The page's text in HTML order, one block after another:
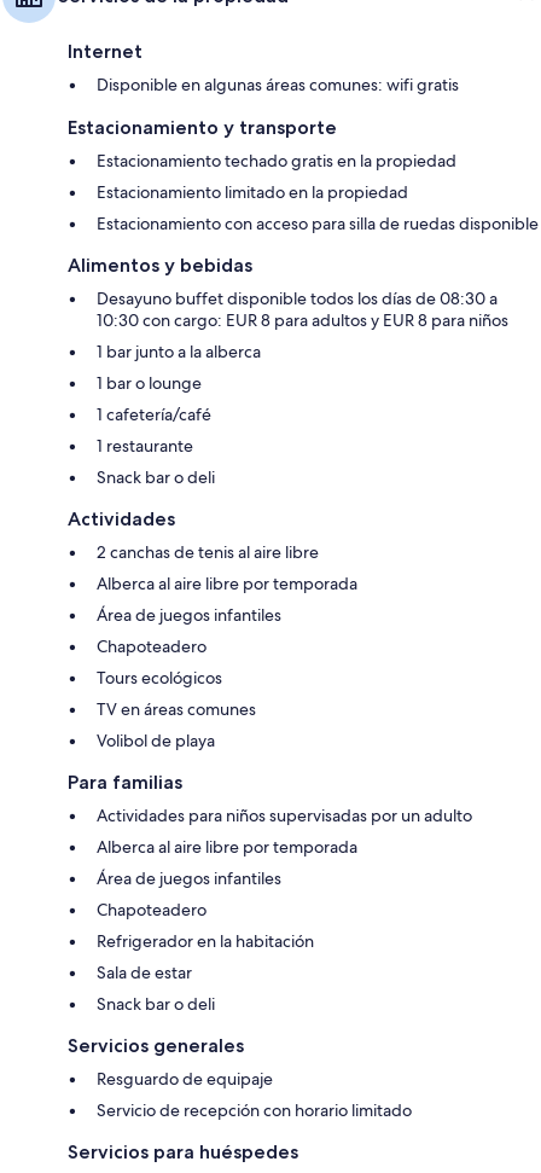
Internet
Disponible en algunas áreas comunes: wifi gratis
Estacionamiento y transporte
Estacionamiento techado gratis en la propiedad
Estacionamiento limitado en la propiedad
Estacionamiento con acceso para silla de ruedas disponible
Alimentos y bebidas
Desayuno buffet disponible todos los días de 08:30 a
10:30 con cargo: EUR 8 para adultos y EUR 8 para niños
1 bar junto a la alberca
1 bar o lounge
1 cafetería/café
1 restaurante
Snack bar o deli
Actividades
2 canchas de tenis al aire libre
Alberca al aire libre por temporada
Área de juegos infantiles
Chapoteadero
Tours ecológicos
TV en áreas comunes
Volibol de playa
Para familias
Actividades para niños supervisadas por un adulto
Alberca al aire libre por temporada
Área de juegos infantiles
Chapoteadero
Refrigerador en la habitación
Sala de estar
Snack bar o deli
Servicios generales
Resguardo de equipaje
Servicio de recepción con horario limitado
Servicios para huéspedes